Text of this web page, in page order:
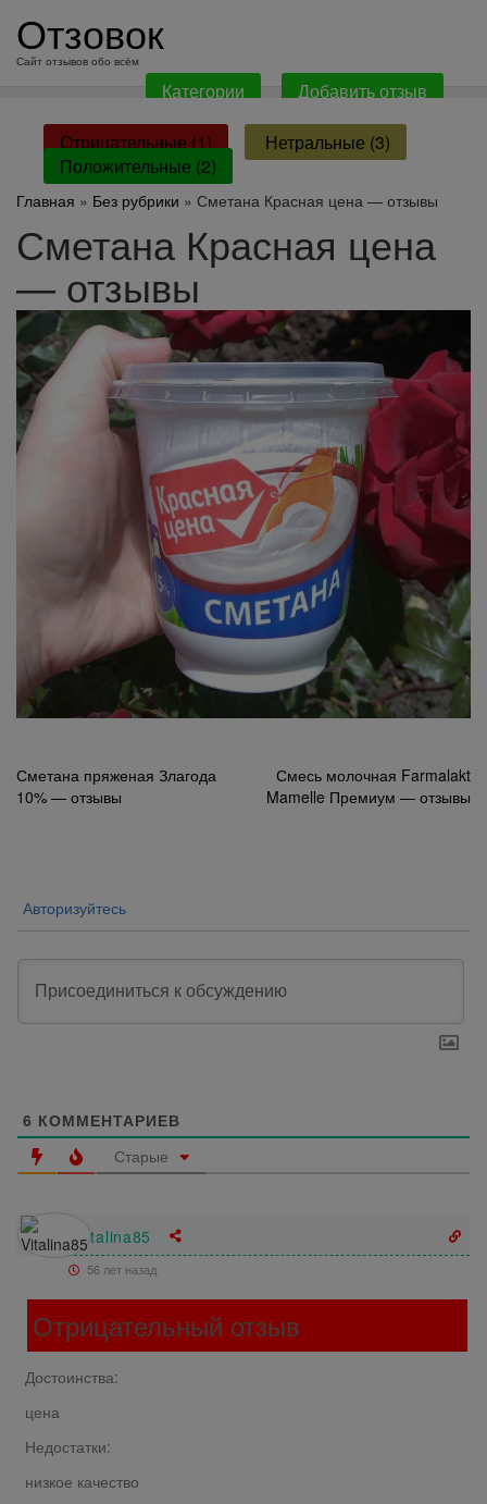
содержанию
Отзовок
Сайт отзывов обо всём
Категории Добавить отзыв
Отрицательные (1)
Нетральные (3)
Положительные (2)
Главная » Без рубрики » Сметана Красная цена — отзывы
Сметана Красная цена
— отзывы
Навигация
по
Сметана пряженая Злагода
10% — отзывы
Смесь молочная Farmalakt
Mamelle Премиум — отзывы
Авторизуйтесь
6 КОММЕНТАРИЕВ
Старые
Vitalina85
56 лет назад
Отрицательный отзыв
Достоинства:
цена
Недостатки:
низкое качество